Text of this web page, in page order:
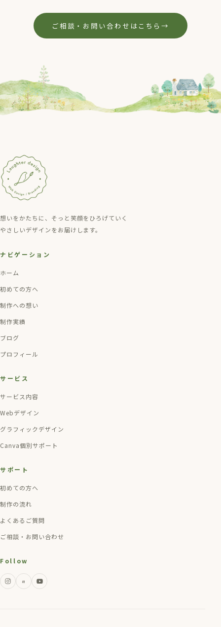
ご相談・お問い合わせはこちら→
想いをかたちに、そっと笑顔をひろげていく
やさしいデザインをお届けします。
ナビゲーション
ホーム
初めての方へ
制作への想い
制作実績
ブログ
プロフィール
サービス
サービス内容
Webデザイン
グラフィックデザイン
Canva個別サポート
サポート
初めての方へ
制作の流れ
よくあるご質問
ご相談・お問い合わせ
Follow
n